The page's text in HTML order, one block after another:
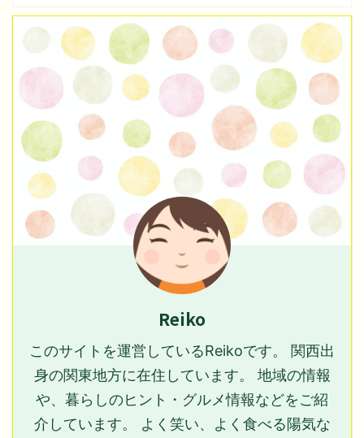
Reiko
このサイトを運営しているReikoです。 関西出
身の関東地方に在住しています。 地域の情報
や、暮らしのヒント・グルメ情報などをご紹
介しています。 よく笑い、よく食べる陽気な